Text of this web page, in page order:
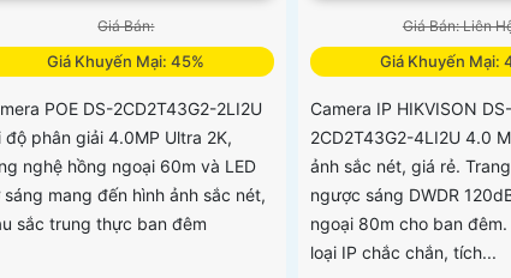
Giá Bán:
Giá Khuyến Mại: 45%
POE DS-2CD2T43G2-2LI2U
độ phân giải 4.0MP Ultra 2K,
nghệ hồng ngoại 60m và LED
sáng mang đến hình ảnh sắc nét,
sắc trung thực ban đêm
Giá Bán: Liên
Giá Khuyến Mại:
Camera IP HIKVISON DS-
2CD2T43G2-4LI2U 4.0
ảnh sắc nét, giá rẻ.
ngược sáng DWDR
ngoại 80m cho ban đêm.
loại IP chắc chắn, tích...